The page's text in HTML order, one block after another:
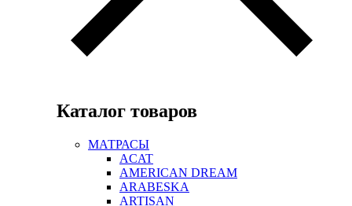
Каталог товаров
МАТРАСЫ
ACAT
AMERICAN DREAM
ARABESKA
ARTISAN